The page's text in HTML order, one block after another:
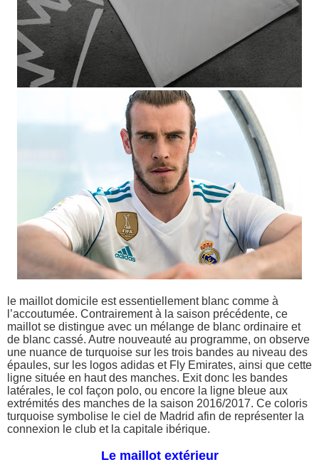
le maillot domicile est essentiellement blanc comme à
l’accoutumée. Contrairement à la saison précédente, ce
maillot se distingue avec un mélange de blanc ordinaire et
de blanc cassé. Autre nouveauté au programme, on observe
une nuance de turquoise sur les trois bandes au niveau des
épaules, sur les logos adidas et Fly Emirates, ainsi que cette
ligne située en haut des manches. Exit donc les bandes
latérales, le col façon polo, ou encore la ligne bleue aux
extrémités des manches de la saison 2016/2017. Ce coloris
turquoise symbolise le ciel de Madrid afin de représenter la
connexion le club et la capitale ibérique.
Le maillot extérieur